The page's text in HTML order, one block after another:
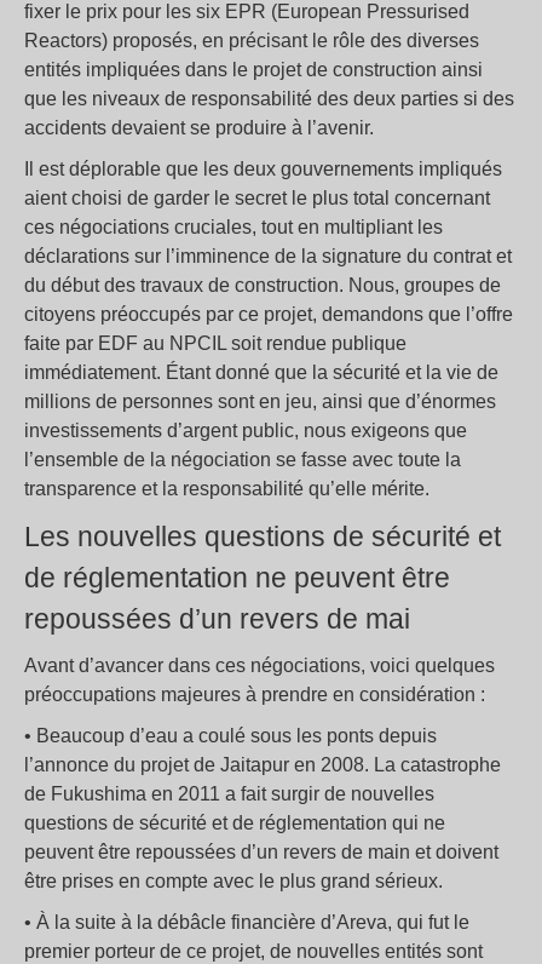
fixer le prix pour les six EPR (European Pressurised
Reactors) proposés, en précisant le rôle des diverses
entités impliquées dans le projet de construction ainsi
que les niveaux de responsabilité des deux parties si des
accidents devaient se produire à l’avenir.
Il est déplorable que les deux gouvernements impliqués
aient choisi de garder le secret le plus total concernant
ces négociations cruciales, tout en multipliant les
déclarations sur l’imminence de la signature du contrat et
du début des travaux de construction. Nous, groupes de
citoyens préoccupés par ce projet, demandons que l’offre
faite par EDF au NPCIL soit rendue publique
immédiatement. Étant donné que la sécurité et la vie de
millions de personnes sont en jeu, ainsi que d’énormes
investissements d’argent public, nous exigeons que
l’ensemble de la négociation se fasse avec toute la
transparence et la responsabilité qu’elle mérite.
Les nouvelles questions de sécurité et
de réglementation ne peuvent être
repoussées d’un revers de mai
Avant d’avancer dans ces négociations, voici quelques
préoccupations majeures à prendre en considération :
• Beaucoup d’eau a coulé sous les ponts depuis
l’annonce du projet de Jaitapur en 2008. La catastrophe
de Fukushima en 2011 a fait surgir de nouvelles
questions de sécurité et de réglementation qui ne
peuvent être repoussées d’un revers de main et doivent
être prises en compte avec le plus grand sérieux.
• À la suite à la débâcle financière d’Areva, qui fut le
premier porteur de ce projet, de nouvelles entités sont